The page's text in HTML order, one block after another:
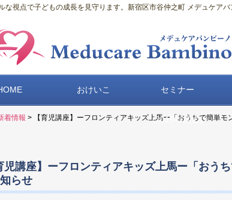
な視点で子どもの成長を見守ります。新宿区市谷仲之町 メデュケアバ
おけいこ セミナー
(2019年度迄)
着情報 > 【育児講座】ーフロンティアキッズ上馬ー「おうちで簡単モ
児講座】ーフロンティアキッズ上馬ー「おう
らせ